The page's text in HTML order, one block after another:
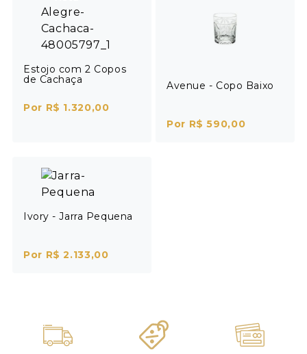
Estojo com 2 Copos
de Cachaça
Por R$ 1.320,00
Avenue - Copo Baixo
Por R$ 590,00
Ivory - Jarra Pequena
Por R$ 2.133,00